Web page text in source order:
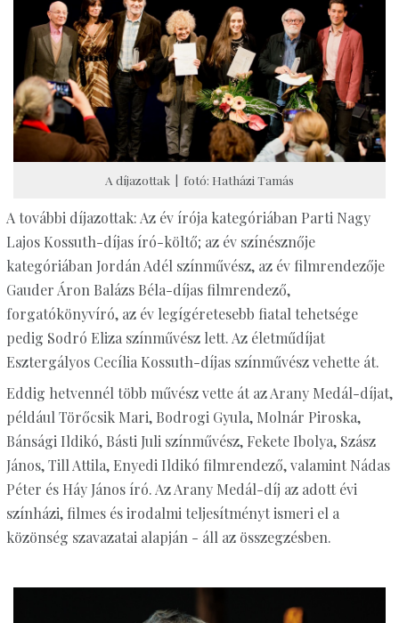
A díjazottak | fotó: Hatházi Tamás
A további díjazottak: Az év írója kategóriában Parti Nagy
Lajos Kossuth-díjas író-költő; az év színésznője
kategóriában Jordán Adél színművész, az év filmrendezője
Gauder Áron Balázs Béla-díjas filmrendező,
forgatókönyvíró, az év legígéretesebb fiatal tehetsége
pedig Sodró Eliza színművész lett. Az életműdíjat
Esztergályos Cecília Kossuth-díjas színművész vehette át.
Eddig hetvennél több művész vette át az Arany Medál-díjat,
például Törőcsik Mari, Bodrogi Gyula, Molnár Piroska,
Bánsági Ildikó, Básti Juli színművész, Fekete Ibolya, Szász
János, Till Attila, Enyedi Ildikó filmrendező, valamint Nádas
Péter és Háy János író. Az Arany Medál-díj az adott évi
színházi, filmes és irodalmi teljesítményt ismeri el a
közönség szavazatai alapján - áll az összegzésben.